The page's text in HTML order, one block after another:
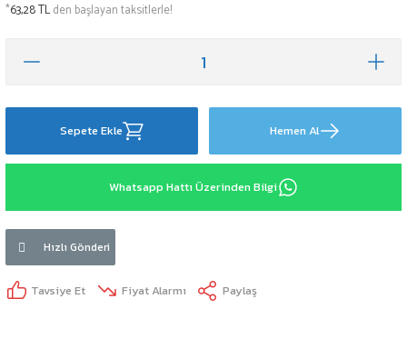
*63,28 TLden başlayan taksitlerle!
Sepete Ekle Hemen Al
Whatsapp Hattı Üzerinden Bilgi
Hızlı Gönderi
Tavsiye Et Fiyat Alarmı Paylaş